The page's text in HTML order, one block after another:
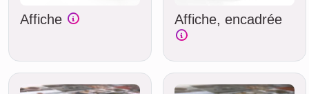
Affiche Affiche, encadrée